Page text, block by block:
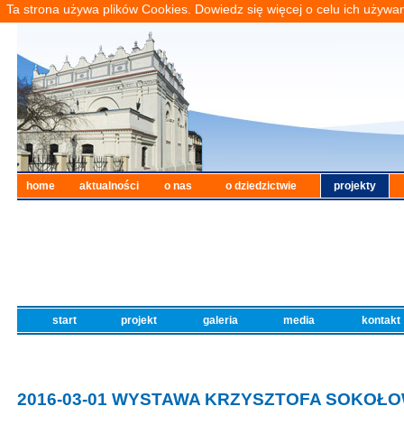
Ta strona używa plików Cookies. Dowiedz się więcej o celu ich
home aktualności o nas o dziedzictwie projekty
start projekt galeria media
2016-03-01 WYSTAWA KRZYSZTOFA